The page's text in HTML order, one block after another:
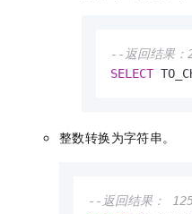
--返回结果
SELECT
整数转换为字符串。
--返回结果：